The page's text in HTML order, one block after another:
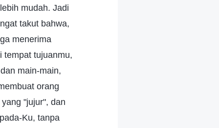
mudah. Jadi
takut bahwa,
menerima
tempat tujuanmu,
main-main,
orang
"jujur", dan
Ku, tanpa